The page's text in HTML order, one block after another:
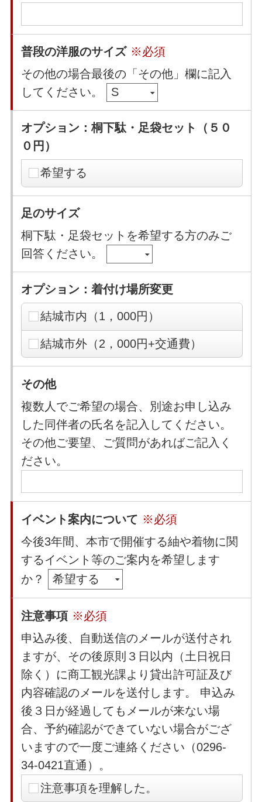
普段の洋服のサイズ ※必須
その他の場合最後の「その他」欄に記入
してください。
オプション：桐下駄・足袋セット（５０
０円）
希望する
足のサイズ
桐下駄・足袋セットを希望する方のみご
回答ください。
オプション：着付け場所変更
結城市内（1，000円）
結城市外（2，000円+交通費）
その他
複数人でご希望の場合、別途お申し込み
した同伴者の氏名を記入してください。
その他ご要望、ご質問があればご記入く
ださい。
イベント案内について ※必須
今後3年間、本市で開催する紬や着物に関
するイベント等のご案内を希望します
か？
注意事項 ※必須
申込み後、自動送信のメールが送付され
ますが、その後原則３日以内（土日祝日
除く）に商工観光課より貸出許可証及び
内容確認のメールを送付します。 申込み
後３日が経過してもメールが来ない場
合、予約確認ができていない場合がござ
いますので一度ご連絡ください（0296-
34-0421直通）。
注意事項を理解した。